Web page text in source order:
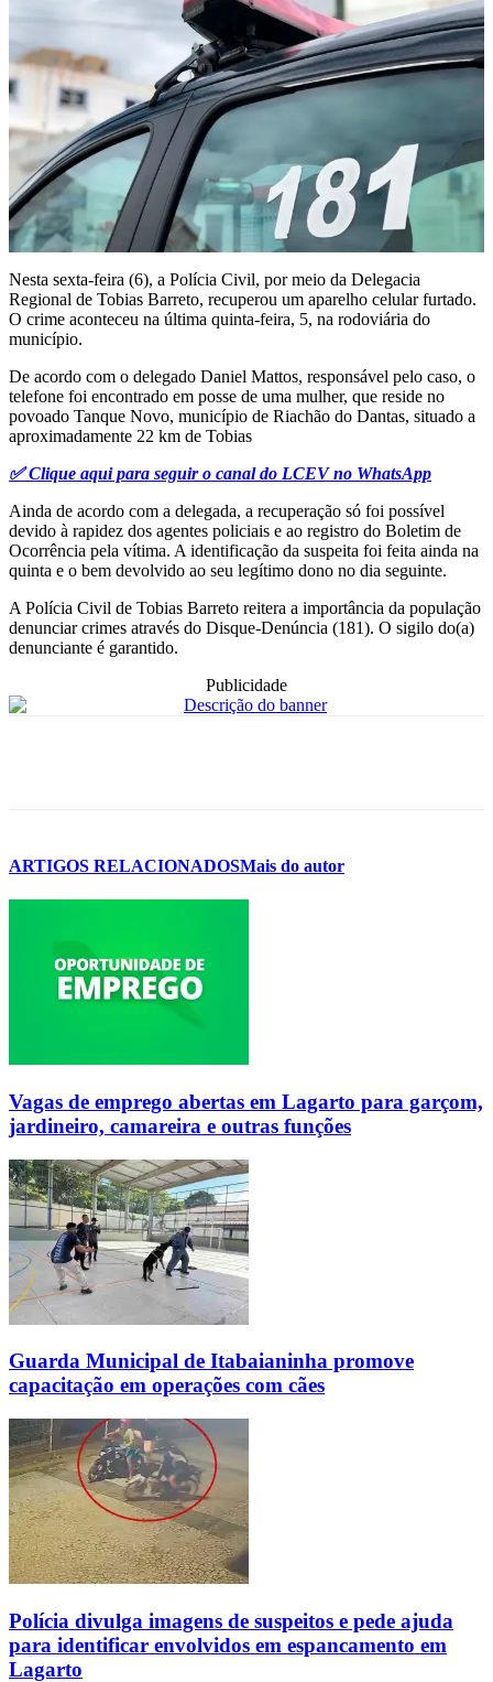
Nesta sexta-feira (6), a Polícia Civil, por meio da Delegacia
Regional de Tobias Barreto, recuperou um aparelho celular furtado.
O crime aconteceu na última quinta-feira, 5, na rodoviária do
município.
De acordo com o delegado Daniel Mattos, responsável pelo caso, o
telefone foi encontrado em posse de uma mulher, que reside no
povoado Tanque Novo, município de Riachão do Dantas, situado a
aproximadamente 22 km de Tobias
✅ Clique aqui para seguir o canal do LCEV no WhatsApp
Ainda de acordo com a delegada, a recuperação só foi possível
devido à rapidez dos agentes policiais e ao registro do Boletim de
Ocorrência pela vítima. A identificação da suspeita foi feita ainda na
quinta e o bem devolvido ao seu legítimo dono no dia seguinte.
A Polícia Civil de Tobias Barreto reitera a importância da população
denunciar crimes através do Disque-Denúncia (181). O sigilo do(a)
denunciante é garantido.
Publicidade
ARTIGOS RELACIONADOSMais do autor
Vagas de emprego abertas em Lagarto para garçom,
jardineiro, camareira e outras funções
Guarda Municipal de Itabaianinha promove
capacitação em operações com cães
Polícia divulga imagens de suspeitos e pede ajuda
para identificar envolvidos em espancamento em
Lagarto